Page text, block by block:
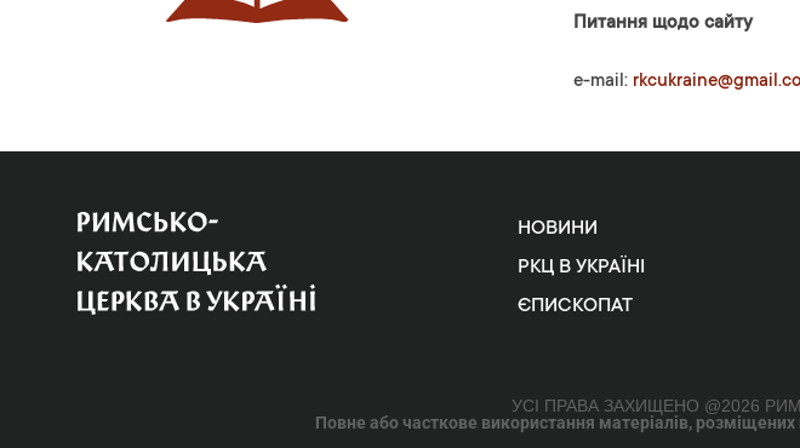
Питання щодо сайту
e-mail:
НОВИНИ
РКЦ В УКРАЇНІ
ЄПИСКОПАТ
УСІ ПРАВА ЗАХИЩЕНО @2026
Повне або часткове використання матеріалів,